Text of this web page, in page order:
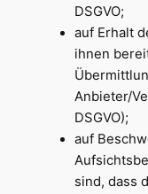
DSGVO;
auf Erhalt
ihnen
Anbieter/
DSGVO);
auf
sind, dass